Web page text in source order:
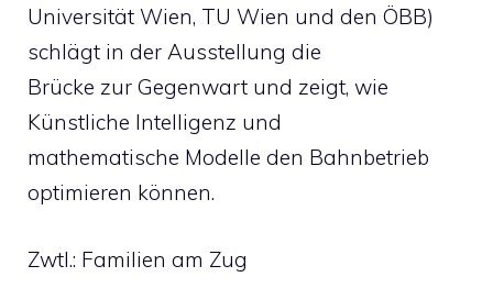
Universität Wien, TU Wien und den ÖBB)
schlägt in der Ausstellung die
Brücke zur Gegenwart und zeigt, wie
Künstliche Intelligenz und
mathematische Modelle den Bahnbetrieb
optimieren können.
Zwtl.: Familien am Zug